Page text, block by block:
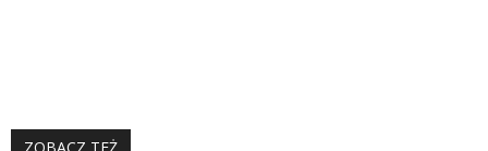
ZOBACZ TEŻ